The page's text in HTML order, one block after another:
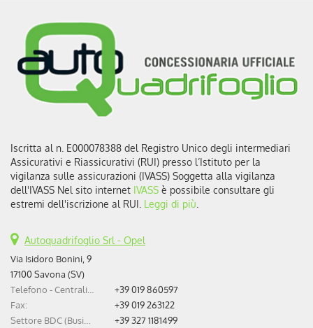
AREA COMMERCIANTI
Iscritta al n. E000078388 del Registro Unico degli intermediari
Assicurativi e Riassicurativi (RUI) presso l’Istituto per la
vigilanza sulle assicurazioni (IVASS) Soggetta alla vigilanza
dell'IVASS Nel sito internet IVASS è possibile consultare gli
estremi dell'iscrizione al RUI. Leggi di più
Autoquadrifoglio Srl - Opel
Via Isidoro Bonini, 9
17100 Savona (SV)
+39 019 860597
Fax:
+39 019 263122
+39 327 1181499